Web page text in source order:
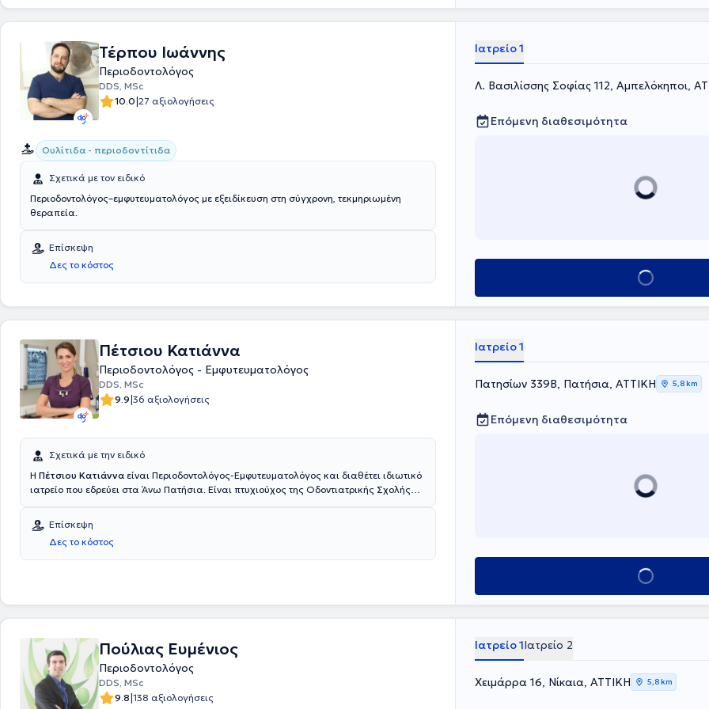
ιατρείο τόσο μεταξύ του προσωπικού, όσο και σημαντικότερα στις σχέσεις μεταξύ του
προσωπικού και των ασθενών που μας εμπιστεύονται. Συναντούν οικεία πρόσωπα
“σφιχτών” προσωπικών σχέσεων.
Τέρπου Ιωάννης
Περιοδοντολόγος
DDS, MSc
10.0|27 αξιολογήσεις
Ουλίτιδα - περιοδοντίτιδα
Σχετικά με τον ειδικό
Περιοδοντολόγος–εμφυτευματολόγος με εξειδίκευση στη σύγχρονη, τεκμηριωμένη
θεραπεία.
Επίσκεψη
Δες το κόστος
Ιατρείο 1
Λ. Βασιλίσσης Σοφίας 112, Αμπελόκηποι,
Επόμενη διαθεσιμότητα
Κλείσε ραντεβού
Πέτσιου Κατιάννα
Περιοδοντολόγος - Εμφυτευματολόγος
DDS, MSc
9.9|36 αξιολογήσεις
Σχετικά με την ειδικό
Η Πέτσιου Κατιάννα είναι Περιοδοντολόγος-Εμφυτευματολόγος και διαθέτει ιδιωτικό
ιατρείο που εδρεύει στα Άνω Πατήσια. Είναι πτυχιούχος της Οδοντιατρικής Σχολής
σπουδών του τριετούς προγράμματος Παθολογίας και Θεραπείας Οδοντικών και
Περιοδοντικών ιστών, με ειδίκευση στην Περιοδοντολογία, της Οδοντιατρικής Σχολής
του Εθνικού και Καποδιστριακού Πανεπιστημίου Αθηνών. Στο ιατρείο της στοχεύει
αποκλειστικά στην άρτια αντιμετώπιση όλων των περιστατικών που αφορούν το
Καποδιστριακού Πανεπιστημίου Αθηνών.
Επίσκεψη
Δες το κόστος
Ιατρείο 1
Πατησίων 339Β, Πατήσια, ΑΤΤΙΚΗ 5,8 km
Επόμενη διαθεσιμότητα
Κλείσε ραντεβού
Πούλιας Ευμένιος
Περιοδοντολόγος
DDS, MSc
9.8|138 αξιολογήσεις
Ιατρείο 1Ιατρείο 2
Χειμάρρα 16, Νίκαια, ΑΤΤΙΚΗ 5,8 km